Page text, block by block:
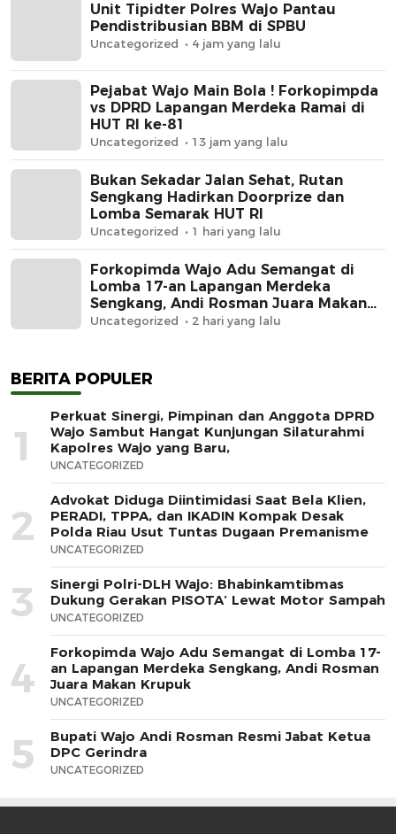
Unit Tipidter Polres Wajo Pantau
Pendistribusian BBM di SPBU
Uncategorized 4 jam yang lalu
Pejabat Wajo Main Bola ! Forkopimpda
vs DPRD Lapangan Merdeka Ramai di
HUT RI ke-81
Uncategorized 13 jam yang lalu
Bukan Sekadar Jalan Sehat, Rutan
Sengkang Hadirkan Doorprize dan
Lomba Semarak HUT RI
Uncategorized 1 hari yang lalu
Forkopimda Wajo Adu Semangat di
Lomba 17-an Lapangan Merdeka
Sengkang, Andi Rosman Juara Makan
Krupuk
Uncategorized 2 hari yang lalu
BERITA POPULER
1
Perkuat Sinergi, Pimpinan dan Anggota DPRD
Wajo Sambut Hangat Kunjungan Silaturahmi
Kapolres Wajo yang Baru,
UNCATEGORIZED
2
Advokat Diduga Diintimidasi Saat Bela Klien,
PERADI, TPPA, dan IKADIN Kompak Desak
Polda Riau Usut Tuntas Dugaan Premanisme
UNCATEGORIZED
3
Sinergi Polri-DLH Wajo: Bhabinkamtibmas
Dukung Gerakan PISOTA’ Lewat Motor Sampah
UNCATEGORIZED
4
Forkopimda Wajo Adu Semangat di Lomba 17-
an Lapangan Merdeka Sengkang, Andi Rosman
Juara Makan Krupuk
UNCATEGORIZED
5
Bupati Wajo Andi Rosman Resmi Jabat Ketua
DPC Gerindra
UNCATEGORIZED